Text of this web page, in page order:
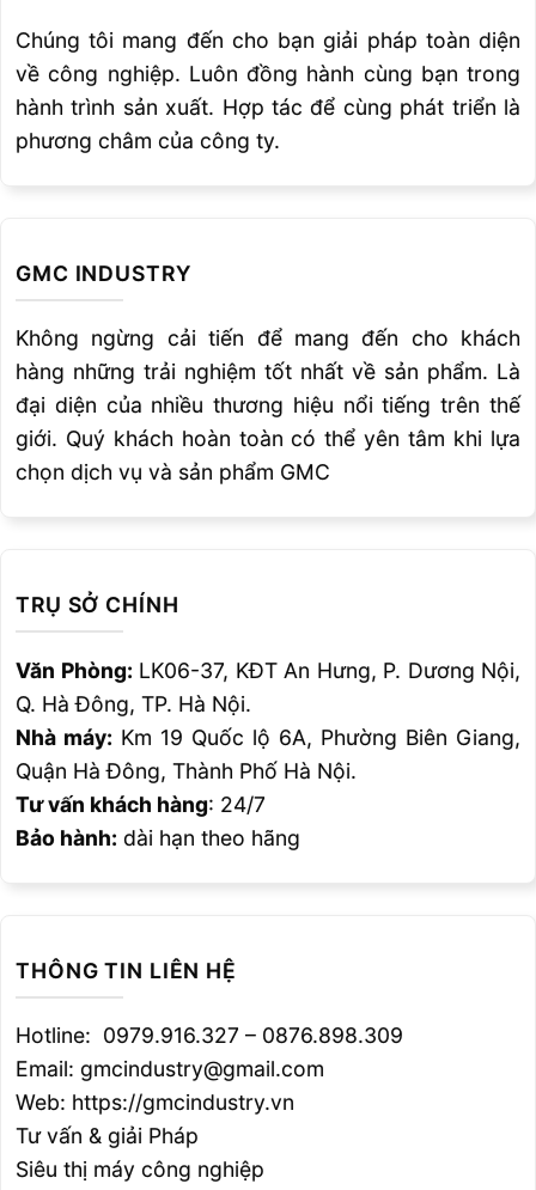
Làm mát trực tiếp tại vị trí đang cắt
Tăng tuổi thọ dụng cụ cắt
So sánh giữa làm mát xuyên tâm và không
xuyên tâm
Chúng tôi mang đến cho bạn giải pháp toàn diện
về công nghiệp. Luôn đồng hành cùng bạn trong
hành trình sản xuất. Hợp tác để cùng phát triển là
phương châm của công ty.
GMC INDUSTRY
Không ngừng cải tiến để mang đến cho khách
hàng những trải nghiệm tốt nhất về sản phẩm. Là
đại diện của nhiều thương hiệu nổi tiếng trên thế
giới. Quý khách hoàn toàn có thể yên tâm khi lựa
chọn dịch vụ và sản phẩm GMC
TRỤ SỞ CHÍNH
Văn Phòng: LK06-37, KĐT An Hưng, P. Dương Nội,
Q. Hà Đông, TP. Hà Nội.
Nhà máy: Km 19 Quốc lộ 6A, Phường Biên Giang,
Quận Hà Đông, Thành Phố Hà Nội.
Tư vấn khách hàng: 24/7
Bảo hành: dài hạn theo hãng
THÔNG TIN LIÊN HỆ
Hotline: 0979.916.327 – 0876.898.309
Email: gmcindustry@gmail.com
Web: https://gmcindustry.vn
Tư vấn & giải Pháp
Siêu thị máy công nghiệp